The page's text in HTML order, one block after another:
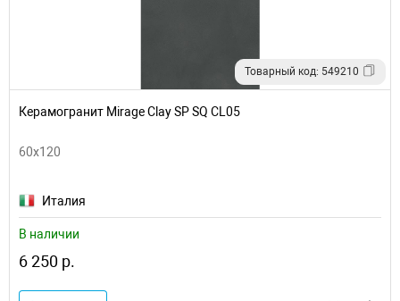
Товарный код: 549210
Керамогранит Mirage Clay SP SQ CL05
60x120
Италия
В наличии
6 250 р.